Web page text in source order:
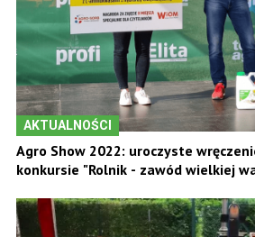
AKTUALNOŚCI
Agro Show 2022: uroczyste
konkursie "Rolnik - zawód wielkiej